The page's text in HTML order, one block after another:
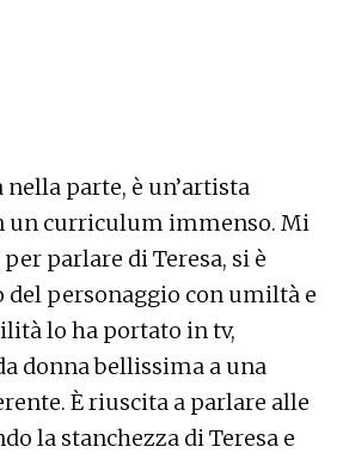
nella parte, è un’artista
un curriculum immenso. Mi
parlare di Teresa, si è
del personaggio con umiltà e
lo ha portato in tv,
donna bellissima a una
È riuscita a parlare alle
la stanchezza di Teresa e